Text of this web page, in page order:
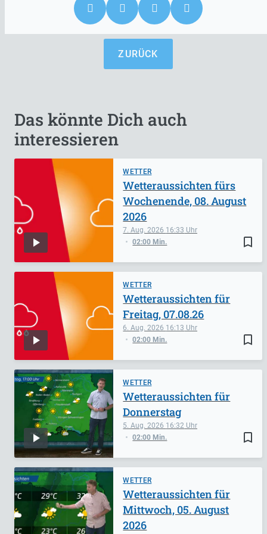
ZURÜCK
Das könnte Dich auch
interessieren
WETTER
bookmark_border
7. Aug. 2026 16:33
02:00 Min.
Wetteraussichten fürs
Wochenende, 08. August
2026
WETTER
bookmark_border
6. Aug. 2026 16:13
02:00 Min.
Wetteraussichten für
Freitag, 07.08.26
WETTER
bookmark_border
5. Aug. 2026 16:32
02:00 Min.
Wetteraussichten für
Donnerstag
WETTER
Wetteraussichten für
Mittwoch, 05. August
2026